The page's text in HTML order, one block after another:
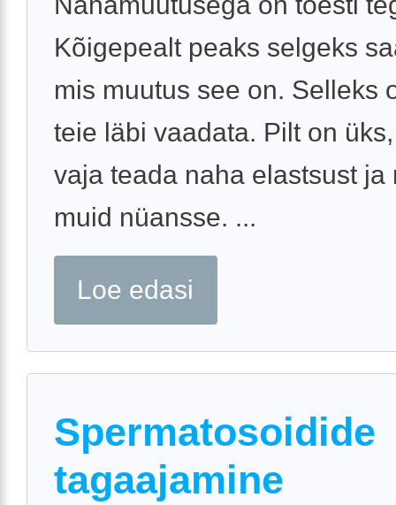
Kõigepealt peaks selgeks
mis muutus see on. Selleks
teie läbi vaadata. Pilt on
vaja teada naha elastsust ja
muid nüansse. ...
Loe edasi
Spermatosoidide
tagaajamine